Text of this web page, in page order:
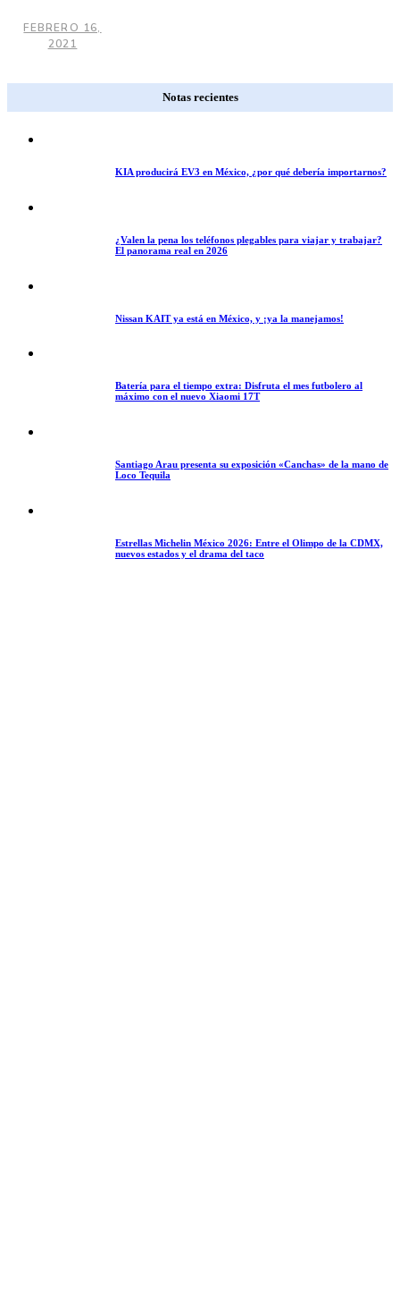
FEBRERO 16,
2021
Notas recientes
KIA producirá EV3 en México, ¿por qué debería importarnos?
¿Valen la pena los teléfonos plegables para viajar y trabajar?
El panorama real en 2026
Nissan KAIT ya está en México, y ¡ya la manejamos!
Batería para el tiempo extra: Disfruta el mes futbolero al
máximo con el nuevo Xiaomi 17T
Santiago Arau presenta su exposición «Canchas» de la mano de
Loco Tequila
Estrellas Michelin México 2026: Entre el Olimpo de la CDMX,
nuevos estados y el drama del taco